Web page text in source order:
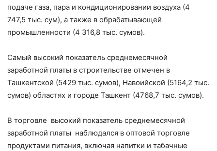
подаче газа, пара и кондиционировании воздуха (4
747,5 тыс. сум), а также в обрабатывающей
промышленности (4 316,8 тыс. сумов).
Самый высокий показатель среднемесячной
заработной платы в строительстве отмечен в
Ташкентской (5429 тыс. сумов), Навоийской (5164,2 тыс.
сумов) областях и городе Ташкент (4768,7 тыс. сумов).
В торговле высокий показатель среднемесячной
заработной платы наблюдался в оптовой торговле
продуктами питания, включая напитки и табачные